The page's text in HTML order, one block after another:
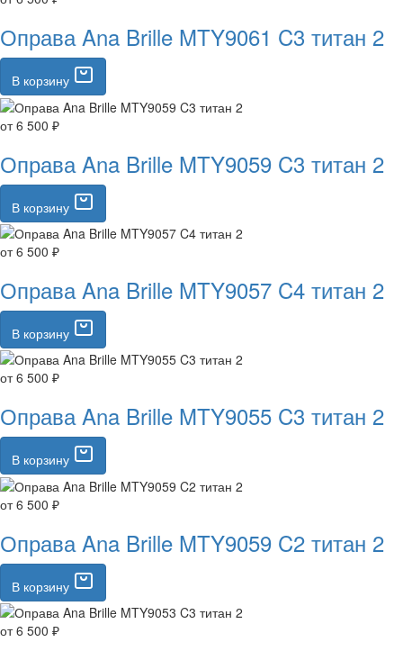
Оправа Ana Brille MTY9061 C3 титан 2
В корзину
от 6 500 ₽
Оправа Ana Brille MTY9059 C3 титан 2
В корзину
от 6 500 ₽
Оправа Ana Brille MTY9057 C4 титан 2
В корзину
от 6 500 ₽
Оправа Ana Brille MTY9055 C3 титан 2
В корзину
от 6 500 ₽
Оправа Ana Brille MTY9059 C2 титан 2
В корзину
от 6 500 ₽